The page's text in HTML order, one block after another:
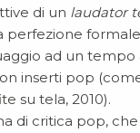
di un laudator
perfezione formale
ad un tempo
inserti pop
su tela, 2010).
di critica pop,